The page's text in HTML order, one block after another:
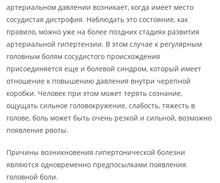
артериальном давлении возникает, когда имеет место
сосудистая дистрофия. Наблюдать это состояние, как
правило, можно уже на более поздних стадиях развития
артериальной гипертензии. В этом случае к регулярным
головным болям сосудистого происхождения
присоединяется еще и болевой синдром, который имеет
отношение к повышению давления внутри черепной
коробки. Человек при этом может терять сознание,
ощущать сильное головокружение, слабость, тяжесть в
голове, боль может быть очень резкой и сильной, возможно
появление рвоты.
Причины возникновения гипертонической болезни
являются одновременно предпосылками появления
головной боли.